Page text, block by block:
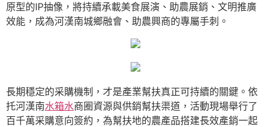
原型的IP抽像，將持續承載美食展演、助農展銷、文明推廣
效能，成為河漢南城鄉融會、助農興商的專屬手刺。
長期穩定的采購機制，才是產業幫扶真正可持續的關鍵。依
托河漢南水箱水商圈資源與供銷幫扶渠道，活動現場舉行了
百千萬采購意向簽約，為幫扶地的農產品搭建長效產銷一起